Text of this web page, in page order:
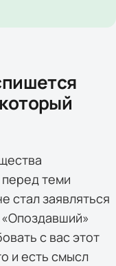
теми
стал заявляться
«Опоздавший»
с вас этот
и есть смысл